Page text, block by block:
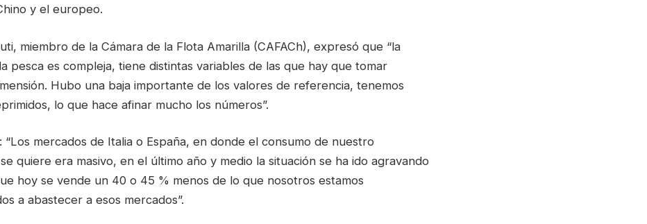
y el europeo.
miembro de la Cámara de la Flota Amarilla (CAFACh), expresó que “la
pesca es compleja, tiene distintas variables de las que hay que tomar
Hubo una baja importante de los valores de referencia, tenemos
lo que hace afinar mucho los números”.
“Los mercados de Italia o España, en donde el consumo de nuestro
quiere era masivo, en el último año y medio la situación se ha ido agravando
hoy se vende un 40 o 45 % menos de lo que nosotros estamos
a abastecer a esos mercados”.